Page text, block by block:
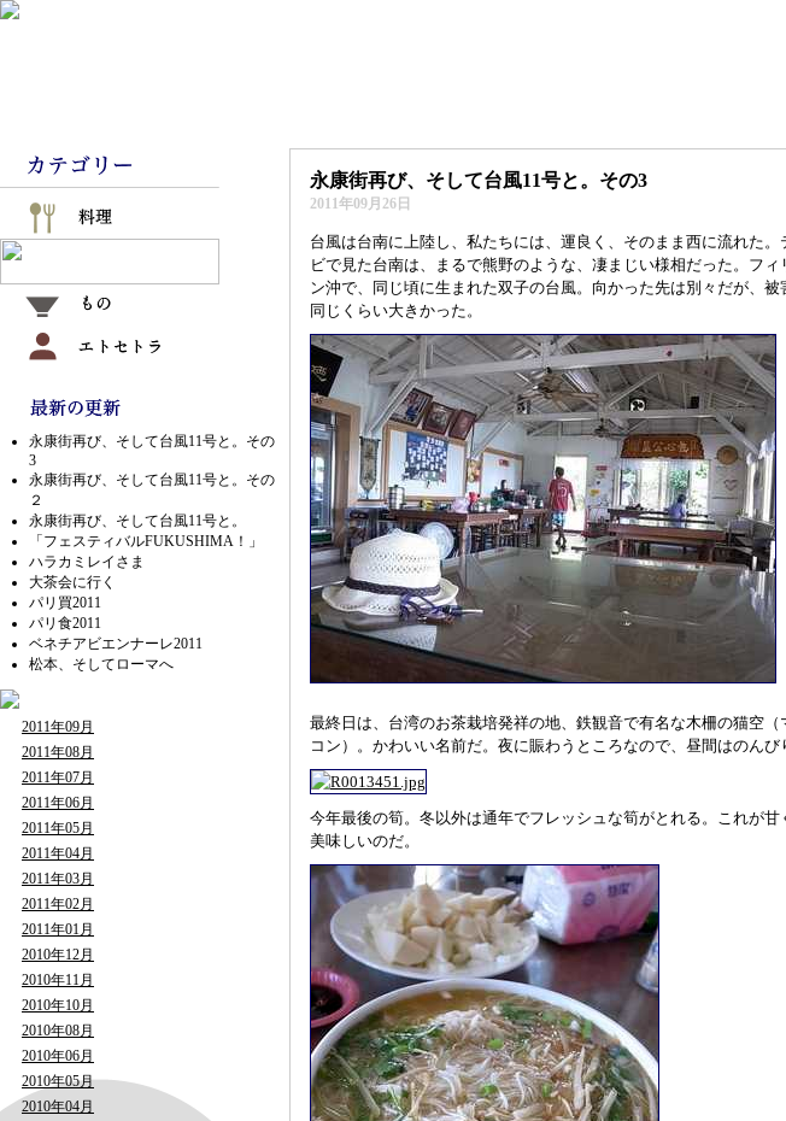
永康街再び、そして台風11号と。その
3
永康街再び、そして台風11号と。その
２
永康街再び、そして台風11号と。
「フェスティバルFUKUSHIMA！」
ハラカミレイさま
大茶会に行く
パリ買2011
パリ食2011
ベネチアビエンナーレ2011
松本、そしてローマへ
2011年09月
2011年08月
2011年07月
2011年06月
2011年05月
2011年04月
2011年03月
2011年02月
2011年01月
2010年12月
2010年11月
2010年10月
2010年08月
2010年06月
2010年05月
2010年04月
永康街再び、そして台風11号と。その3
2011年09月26日
台風は台南に上陸し、私たちには、運良く、そのまま西に流れた。
ビで見た台南は、まるで熊野のような、凄まじい様相だった。フィ
ン沖で、同じ頃に生まれた双子の台風。向かった先は別々だが、被
同じくらい大きかった。
最終日は、台湾のお茶栽培発祥の地、鉄観音で有名な木柵の猫空（
コン）。かわいい名前だ。夜に賑わうところなので、昼間はのんび
今年最後の筍。冬以外は通年でフレッシュな筍がとれる。これが甘
美味しいのだ。